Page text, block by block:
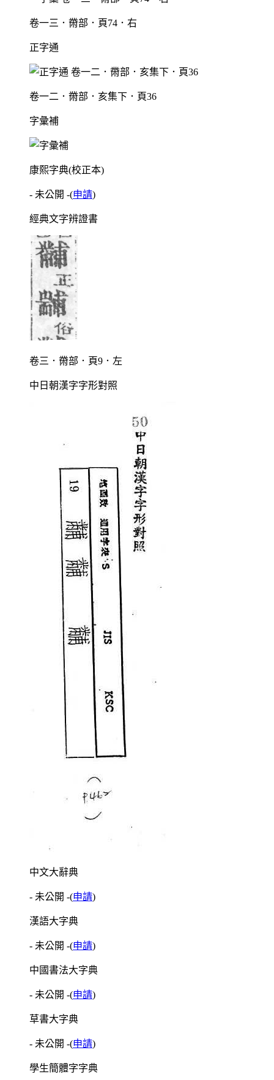
卷一三．黹部．頁74．右
正字通
卷一二．黹部．亥集下．頁36
字彙補
康熙字典(校正本)
- 未公開 -(申請)
經典文字辨證書
卷三．黹部．頁9．左
中日朝漢字字形對照
中文大辭典
- 未公開 -(申請)
漢語大字典
- 未公開 -(申請)
中國書法大字典
- 未公開 -(申請)
草書大字典
- 未公開 -(申請)
學生簡體字字典